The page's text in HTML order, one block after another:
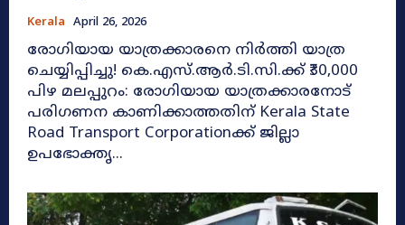
Kerala April 26, 2026
രോഗിയായ യാത്രക്കാരനെ നിർത്തി യാത്ര
ചെയ്യിപ്പിച്ചു! കെ.എസ്.ആർ.ടി.സി.ക്ക് ₹30,000
പിഴ മലപ്പുറം: രോഗിയായ യാത്രക്കാരനോട്
പരിഗണന കാണിക്കാത്തതിന് Kerala State
Road Transport Corporationക്ക് ജില്ലാ
ഉപഭോക്തൃ...